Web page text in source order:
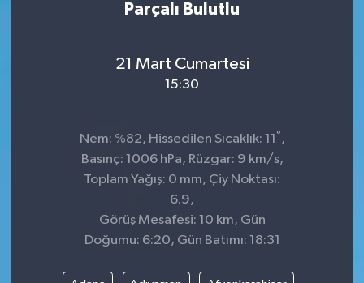
Parçalı Bulutlu
21 Mart Cumartesi
15:30
Nem: %82, Hissedilen Sıcaklık: 11 ° ,
Basınç: 1006 hPa, Rüzgar: 9 km/s,
Toplam Yağış: 0 mm, Çiy Noktası:
6.9,
Görüş Mesafesi: 10 km, Gün
Doğumu: 6:20, Gün Batımı: 18:31
BİLİM VE TEKNOLOJİ
KÜLTÜR-SANAT
ÖZEL HABER
POLİTİKA